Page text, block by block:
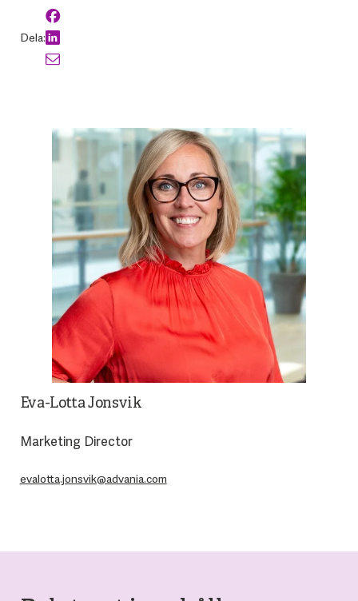
Dela:
Eva-Lotta Jonsvik
Marketing Director
evalotta.jonsvik@advania.com